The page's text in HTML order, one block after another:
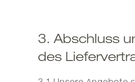
3. Abschluss
des